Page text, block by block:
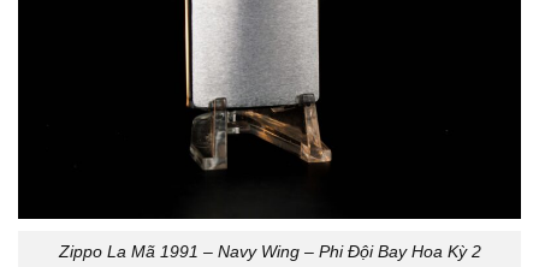
Zippo La Mã 1991 – Navy Wing – Phi Đội Bay Hoa Kỳ 2